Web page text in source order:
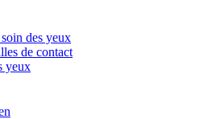
des yeux
de contact
yeux